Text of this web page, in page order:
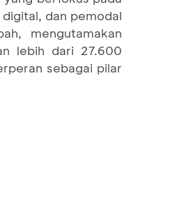
dan pemodal
mengutamakan
lebih dari 27.600
sebagai pilar